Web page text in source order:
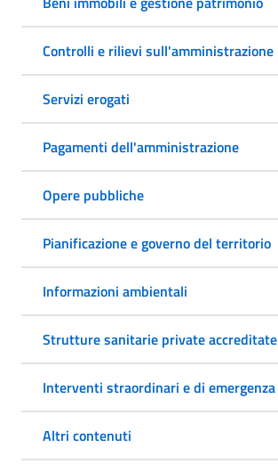
Controlli e rilievi sull'amministrazione
Servizi erogati
Pagamenti dell'amministrazione
Opere pubbliche
Pianificazione e governo del territorio
Informazioni ambientali
Strutture sanitarie private accreditate
Interventi straordinari e di emergenza
Altri contenuti